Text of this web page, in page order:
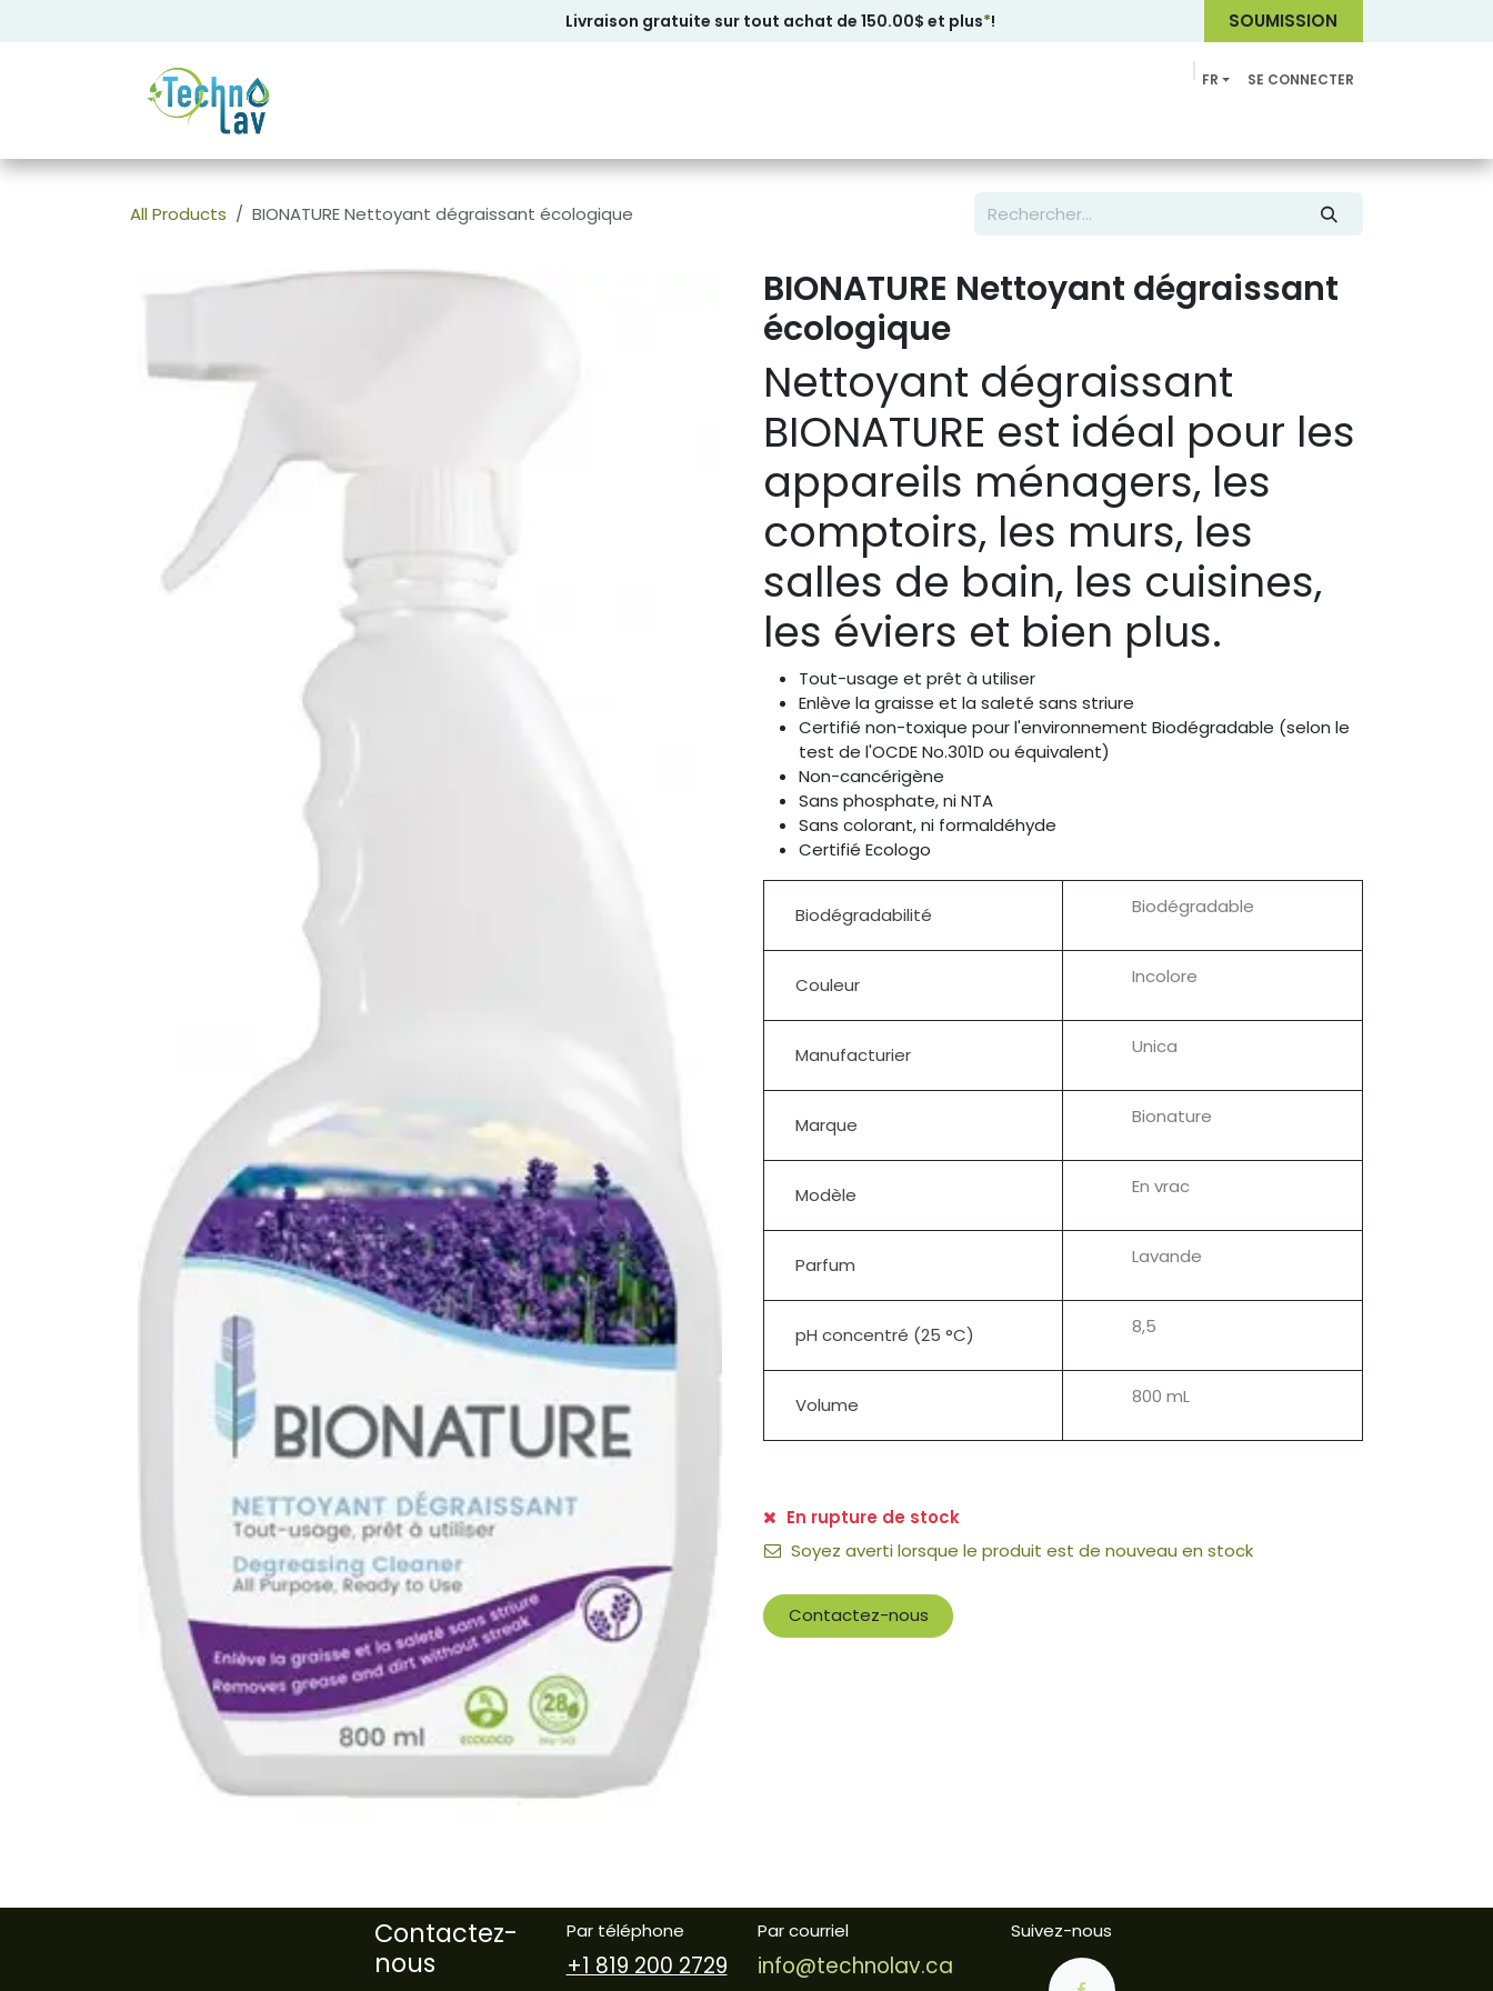
Livraison gratuite sur tout achat de 150.00$ et plus*! SOUMISSION
FR SE CONNECTER
All Products BIONATURE Nettoyant dégraissant écologique
BIONATURE Nettoyant dégraissant
écologique
Nettoyant dégraissant
BIONATURE est idéal pour les
appareils ménagers, les
comptoirs, les murs, les
salles de bain, les cuisines,
les éviers et bien plus.
Tout-usage et prêt à utiliser
Enlève la graisse et la saleté sans striure
Certifié non-toxique pour l'environnement Biodégradable (selon le
test de l'OCDE No.301D ou équivalent)
Non-cancérigène
Sans phosphate, ni NTA
Sans colorant, ni formaldéhyde
Certifié Ecologo
Biodégradabilité Biodégradable
Couleur Incolore
Manufacturier Unica
Marque Bionature
Modèle En vrac
Parfum Lavande
pH concentré (25 °C) 8,5
Volume 800 mL
En rupture de stock
Soyez averti lorsque le produit est de nouveau en stock
Contactez-nous
Contactez-
nous
Par téléphone
+1 819 200 2729
Par courriel
info@technolav.ca
Suivez-nous